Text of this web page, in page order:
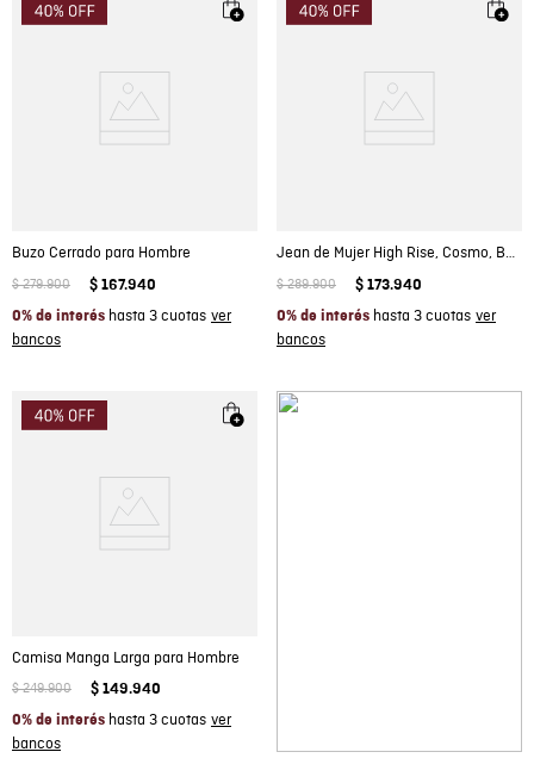
Buzo Cerrado para Hombre
$ 279.900 $ 167.940
0% de interés hasta 3 cuotas
Jean de Mujer High Rise, Cosmo, Bota Skinny - Negro Mate
$ 289.900 $ 173.940
0% de interés hasta 3 cuotas
Camisa Manga Larga para Hombre
$ 249.900 $ 149.940
0% de interés hasta 3 cuotas